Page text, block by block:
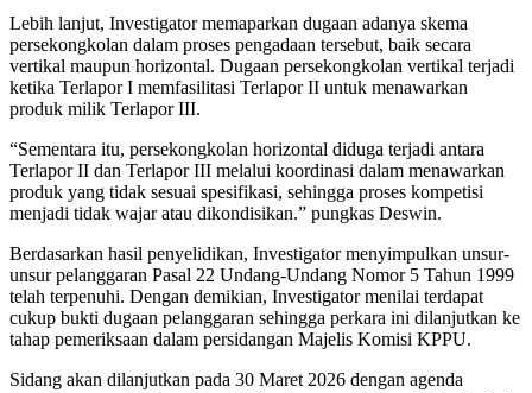
Lebih lanjut, Investigator memaparkan dugaan adanya skema
persekongkolan dalam proses pengadaan tersebut, baik secara
vertikal maupun horizontal. Dugaan persekongkolan vertikal terjadi
ketika Terlapor I memfasilitasi Terlapor II untuk menawarkan
produk milik Terlapor III.
“Sementara itu, persekongkolan horizontal diduga terjadi antara
Terlapor II dan Terlapor III melalui koordinasi dalam menawarkan
produk yang tidak sesuai spesifikasi, sehingga proses kompetisi
menjadi tidak wajar atau dikondisikan.” pungkas Deswin.
Berdasarkan hasil penyelidikan, Investigator menyimpulkan unsur-
unsur pelanggaran Pasal 22 Undang-Undang Nomor 5 Tahun 1999
telah terpenuhi. Dengan demikian, Investigator menilai terdapat
cukup bukti dugaan pelanggaran sehingga perkara ini dilanjutkan ke
tahap pemeriksaan dalam persidangan Majelis Komisi KPPU.
Sidang akan dilanjutkan pada 30 Maret 2026 dengan agenda